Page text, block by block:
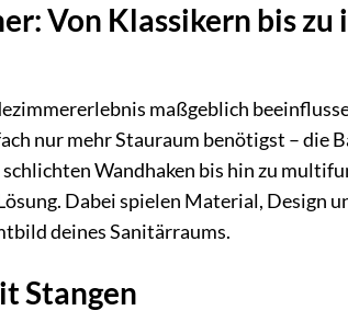
Von Klassikern bis
maßgeblich
nur mehr Stauraum benötigst – die
Wandhaken bis hin zu
Dabei spielen Material, Design
deines Sanitärraums.
Stangen